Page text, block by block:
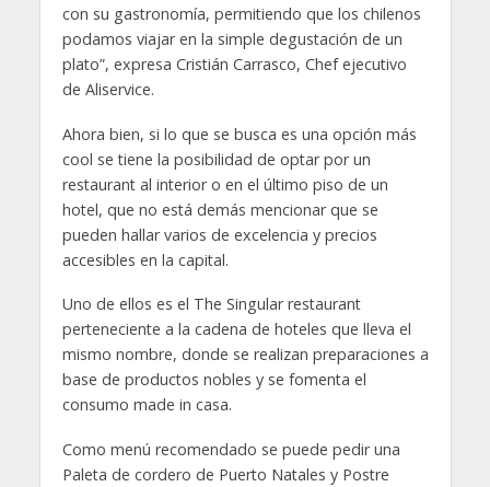
con su gastronomía, permitiendo que los chilenos
podamos viajar en la simple degustación de un
plato”, expresa Cristián Carrasco, Chef ejecutivo
de Aliservice.
Ahora bien, si lo que se busca es una opción más
cool se tiene la posibilidad de optar por un
restaurant al interior o en el último piso de un
hotel, que no está demás mencionar que se
pueden hallar varios de excelencia y precios
accesibles en la capital.
Uno de ellos es el The Singular restaurant
perteneciente a la cadena de hoteles que lleva el
mismo nombre, donde se realizan preparaciones a
base de productos nobles y se fomenta el
consumo made in casa.
Como menú recomendado se puede pedir una
Paleta de cordero de Puerto Natales y Postre